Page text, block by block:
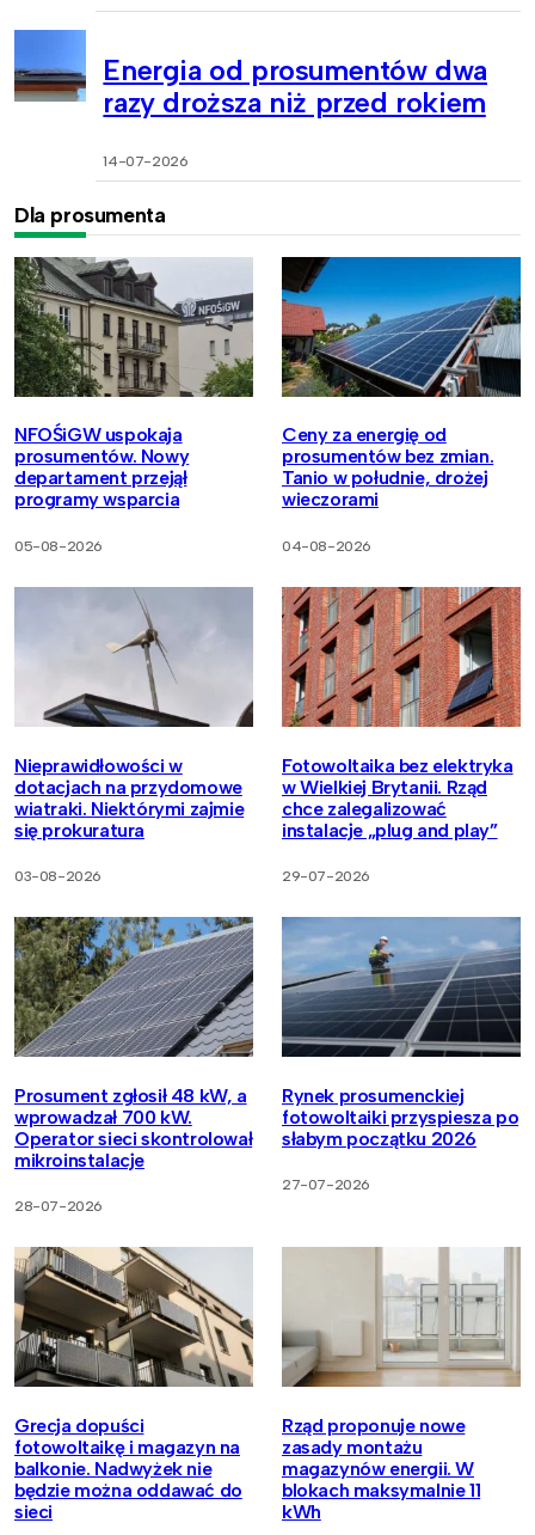
Energia od prosumentów dwa
razy droższa niż przed rokiem
14-07-2026
Dla prosumenta
NFOŚiGW uspokaja
prosumentów. Nowy
departament przejął
programy wsparcia
05-08-2026
Ceny za energię od
prosumentów bez zmian.
Tanio w południe, drożej
wieczorami
04-08-2026
Nieprawidłowości w
dotacjach na przydomowe
wiatraki. Niektórymi zajmie
się prokuratura
03-08-2026
Fotowoltaika bez elektryka
w Wielkiej Brytanii. Rząd
chce zalegalizować
instalacje „plug and play”
29-07-2026
Prosument zgłosił 48 kW, a
wprowadzał 700 kW.
Operator sieci skontrolował
mikroinstalacje
28-07-2026
Rynek prosumenckiej
fotowoltaiki przyspiesza po
słabym początku 2026
27-07-2026
Grecja dopuści
fotowoltaikę i magazyn na
balkonie. Nadwyżek nie
będzie można oddawać do
sieci
Rząd proponuje nowe
zasady montażu
magazynów energii. W
blokach maksymalnie 11
kWh